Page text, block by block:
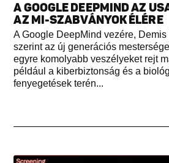
A GOOGLE DEEPMIND AZ
AZ MI-SZABVÁNYOK ÉLÉRE
A Google DeepMind vezére,
szerint az új generációs
egyre komolyabb veszélyeket rejt
például a kiberbiztonság és a
fenyegetések terén...